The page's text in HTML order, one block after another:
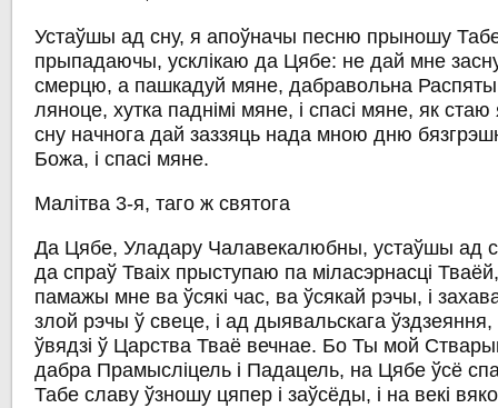
Устаўшы ад сну, я апоўначы песню прыношу
прыпадаючы, усклікаю да Цябе: не дай мне
смерцю, а пашкадуй мяне, дабравольна
ляноце, хутка паднімі мяне, і спасі мяне, як
сну начнога дай заззяць нада мною дню
Божа, і спасі мяне.
Малітва 3-я, таго ж святога
Да Цябе, Уладару Чалавекалюбны, устаўшы ад
да спраў Тваіх прыступаю па міласэрнасці
памажы мне ва ўсякі час, ва ўсякай рэчы, і
злой рэчы ў свеце, і ад дыявальскага ўздзеяння,
ўвядзі ў Царства Тваё вечнае. Бо Ты мой
дабра Прамысліцель і Падацель, на Цябе ўсё
Табе славу ўзношу цяпер і заўсёды, і на векі